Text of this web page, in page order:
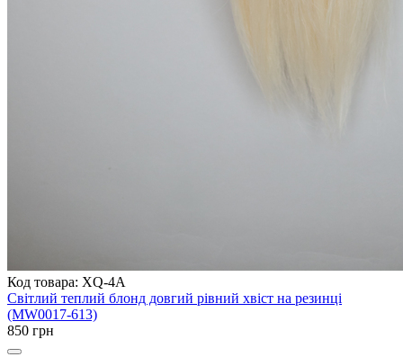
Код товара: XQ-4A
Світлий теплий блонд довгий рівний хвіст на резинці
(MW0017-613)
850 грн